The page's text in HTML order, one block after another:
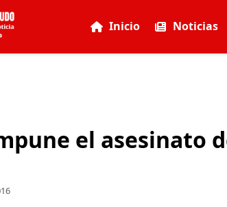
Inicio Noticias
el asesinato